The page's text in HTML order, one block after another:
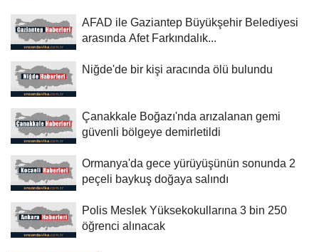
AFAD ile Gaziantep Büyükşehir Belediyesi
arasında Afet Farkındalık...
Niğde'de bir kişi aracında ölü bulundu
Çanakkale Boğazı'nda arızalanan gemi
güvenli bölgeye demirletildi
Ormanya'da gece yürüyüşünün sonunda 2
peçeli baykuş doğaya salındı
Polis Meslek Yüksekokullarına 3 bin 250
öğrenci alınacak